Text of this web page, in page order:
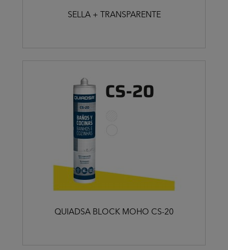
SELLA + TRANSPARENTE
QUIADSA BLOCK MOHO CS-20